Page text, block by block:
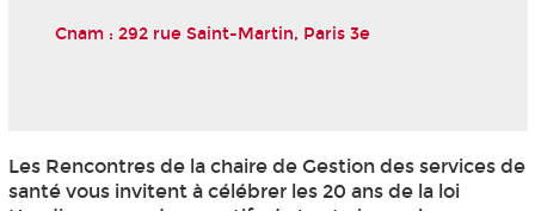
Cnam : 292 rue Saint-Martin, Paris 3e
Les Rencontres de la chaire de Gestion des services de
santé vous invitent à célébrer les 20 ans de la loi